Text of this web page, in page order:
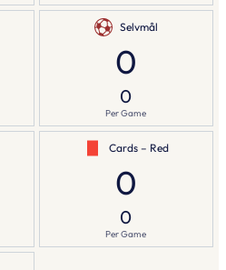
Selvmål
0
0
Per Game
Cards – Red
0
0
Per Game